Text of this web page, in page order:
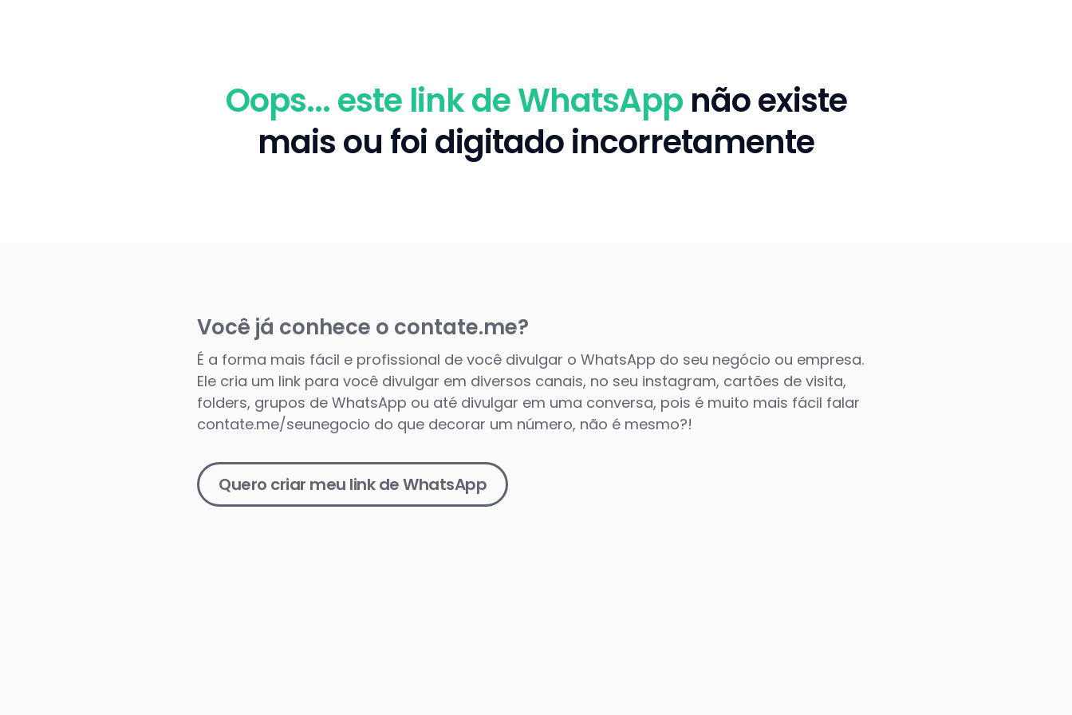
Oops... este link de WhatsAppnão existe
mais ou foi digitado incorretamente
Você já conhece o contate.me?
É a forma mais fácil e profissional de você divulgar o WhatsApp do seu negócio ou empresa.
Ele cria um link para você divulgar em diversos canais, no seu instagram, cartões de visita,
folders, grupos de WhatsApp ou até divulgar em uma conversa, pois é muito mais fácil falar
contate.me/seunegocio do que decorar um número, não é mesmo?!
Quero criar meu link de WhatsApp